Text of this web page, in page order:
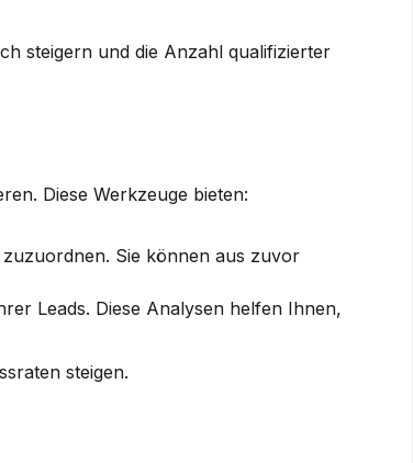
steigern und die Anzahl qualifizierter
Diese Werkzeuge bieten:
Sie können aus zuvor
Leads. Diese Analysen helfen Ihnen,
steigen.